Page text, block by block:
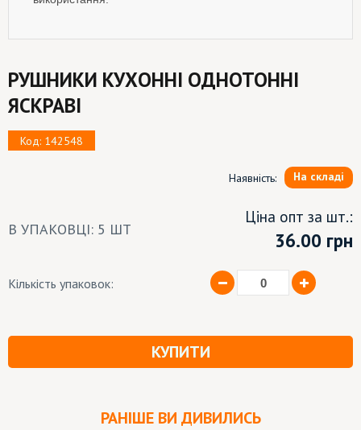
РУШНИКИ КУХОННІ ОДНОТОННІ
ЯСКРАВІ
Код: 142548
Наявність: На складі
В УПАКОВЦІ: 5 ШТ
Ціна опт за шт.:
36.00 грн
Кількість упаковок:
КУПИТИ
РАНІШЕ ВИ ДИВИЛИСЬ